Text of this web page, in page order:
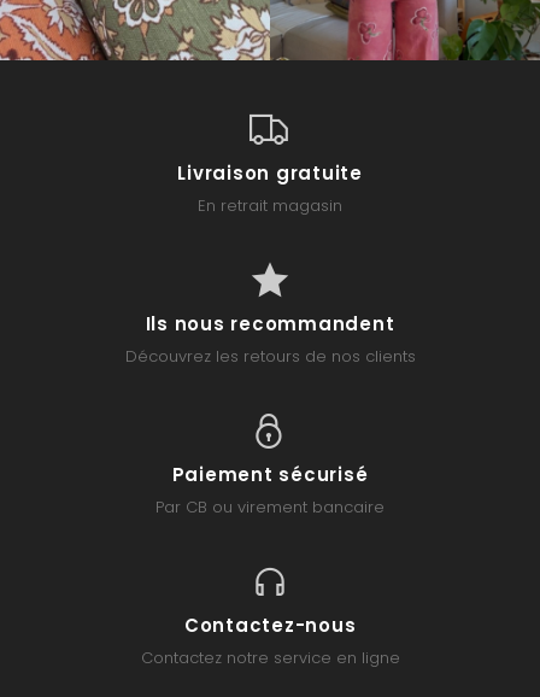
Livraison gratuite
En retrait magasin
Ils nous recommandent
Découvrez les retours de nos clients
Paiement sécurisé
Par CB ou virement bancaire
Contactez-nous
Contactez notre service en ligne